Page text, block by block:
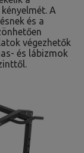
A
és a
végezhetők
és lábizmok